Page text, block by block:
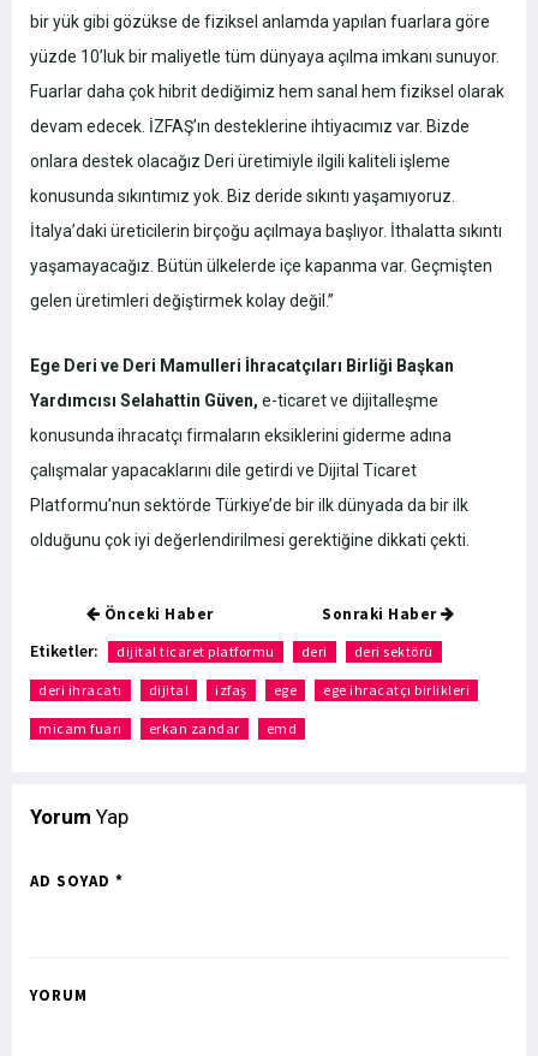
bir yük gibi gözükse de fiziksel anlamda yapılan fuarlara göre
yüzde 10’luk bir maliyetle tüm dünyaya açılma imkanı sunuyor.
Fuarlar daha çok hibrit dediğimiz hem sanal hem fiziksel olarak
devam edecek. İZFAŞ’ın desteklerine ihtiyacımız var. Bizde
onlara destek olacağız Deri üretimiyle ilgili kaliteli işleme
konusunda sıkıntımız yok. Biz deride sıkıntı yaşamıyoruz.
İtalya’daki üreticilerin birçoğu açılmaya başlıyor. İthalatta sıkıntı
yaşamayacağız. Bütün ülkelerde içe kapanma var. Geçmişten
gelen üretimleri değiştirmek kolay değil.”
Ege Deri ve Deri Mamulleri İhracatçıları Birliği Başkan
Yardımcısı Selahattin Güven, e-ticaret ve dijitalleşme
konusunda ihracatçı firmaların eksiklerini giderme adına
çalışmalar yapacaklarını dile getirdi ve Dijital Ticaret
Platformu’nun sektörde Türkiye’de bir ilk dünyada da bir ilk
olduğunu çok iyi değerlendirilmesi gerektiğine dikkati çekti.
Önceki Haber Sonraki Haber
Etiketler: dijital ticaret platformu deri deri sektörü
deri ihracatı dijital izfaş ege ege ihracatçı birlikleri
micam fuarı erkan zandar emd
Yorum Yap
AD SOYAD *
YORUM